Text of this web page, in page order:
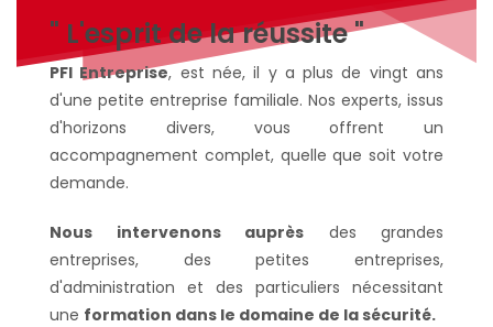
" L'esprit de la réussite "
PFI Entreprise, est née, il y a plus de vingt ans
d'une petite entreprise familiale. Nos experts, issus
d'horizons divers, vous offrent un
accompagnement complet, quelle que soit votre
demande.
Nous intervenons auprès des grandes
entreprises, des petites entreprises,
d'administration et des particuliers nécessitant
une formation dans le domaine de la sécurité.